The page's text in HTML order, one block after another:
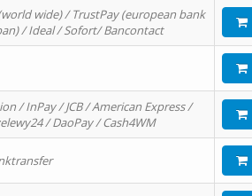
wide) / TrustPay (european bank
/ Ideal / Sofort/ Bancontact
/ InPay / JCB / American Express /
/ DaoPay / Cash4WM